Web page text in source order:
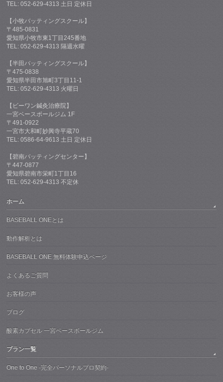
TEL: 052-629-4313 土日 定休日
【小牧バッティングスクール】
〒485-0831
愛知県小牧市東1丁目245番地
TEL: 052-629-4313 隔週水曜
【半田バッティングスクール】
〒475-0838
愛知県半田市旭町3丁目11-1
TEL: 052-629-4313 火曜日
【ビーワン鍼灸治療院】
一宮ベースボールジム 1F
〒491-0922
一宮市大和町妙興寺平蔵70
TEL: 0586-64-9613 土日 定休日
【碧南バッティングセンター】
〒447-0877
愛知県碧南市栄町1丁目16
TEL: 052-629-4313 不定休
ホーム
BASEBALL ONEとは
動作解析とは
BASEBALL ONE 無料体験申込ページ
よくあるご質問
お客様の声
ブログ
酸素カプセル 一宮ベースボールジム
プラン一覧
One to One -完全パーソナルプロ契約-